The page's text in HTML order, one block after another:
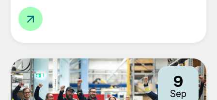
Praktisk
maskinsäkerhet
för
SME-
företag
9
Sep